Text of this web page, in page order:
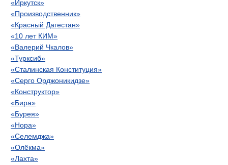
«Иркутск»
«Производственник»
«Красный Дагестан»
«10 лет КИМ»
«Валерий Чкалов»
«Турксиб»
«Сталинская Конституция»
«Серго Орджоникидзе»
«Конструктор»
«Бира»
«Бурея»
«Нора»
«Селемджа»
«Олёкма»
«Лахта»